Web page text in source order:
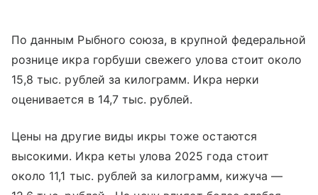
По данным Рыбного союза, в крупной федеральной
рознице икра горбуши свежего улова стоит около
15,8 тыс. рублей за килограмм. Икра нерки
оценивается в 14,7 тыс. рублей.
Цены на другие виды икры тоже остаются
высокими. Икра кеты улова 2025 года стоит
около 11,1 тыс. рублей за килограмм, кижуча —